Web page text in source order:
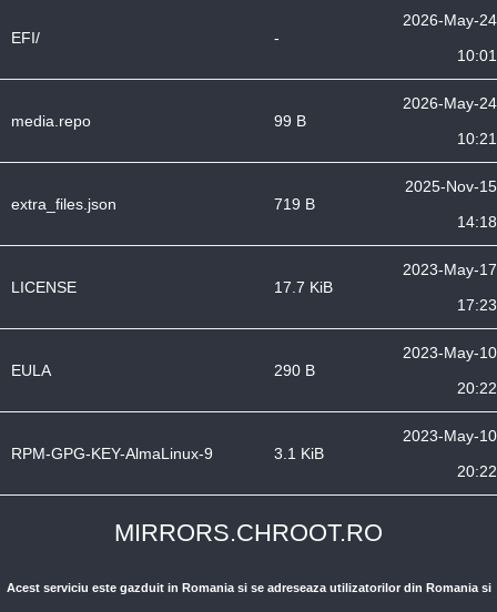
EFI/ -
2026-May-24
10:01
media.repo 99 B
2026-May-24
10:21
extra_files.json 719 B
2025-Nov-15
14:18
LICENSE 17.7 KiB
2023-May-17
17:23
EULA 290 B
2023-May-10
20:22
RPM-GPG-KEY-AlmaLinux-9 3.1 KiB
2023-May-10
20:22
MIRRORS.CHROOT.RO
Acest serviciu este gazduit in Romania si se adreseaza utilizatorilor din Romania si